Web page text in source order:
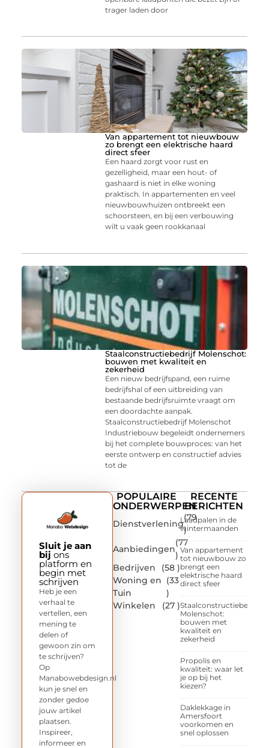
trager laden door
Van appartement tot nieuwbouw
zo brengt een elektrische haard
direct sfeer
Een haard zorgt voor rust en
gezelligheid, maar een hout- of
gashaard is niet in elke woning
praktisch. In appartementen en veel
nieuwbouwhuizen ontbreekt een
schoorsteen, en bij een verbouwing
wilt u vaak geen rookkanaal
Staalconstructiebedrijf Molenschot:
bouwen met kwaliteit en
zekerheid
Een nieuw bedrijfspand, een ruime
bedrijfshal of een uitbreiding van
bestaande bedrijfsruimte vraagt om
een doordachte aanpak.
Staalconstructiebedrijf Molenschot
Industriebouw begeleidt ondernemers
bij het complete bouwproces: van het
eerste ontwerp en constructief advies
tot de
POPULAIRE
ONDERWERPEN
Dienstverlening
(79
)
Aanbiedingen
(77
)
Bedrijven
(58 )
Woning en
Tuin
(33
)
Winkelen
(27 )
RECENTE
BERICHTEN
Laadpalen in de
wintermaanden
Van appartement
tot nieuwbouw zo
brengt een
elektrische haard
direct sfeer
Staalconstructiebedrijf
Molenschot:
bouwen met
kwaliteit en
zekerheid
Propolis en
kwaliteit: waar let
je op bij het
kiezen?
Daklekkage in
Amersfoort
voorkomen en
snel oplossen
Sluit je aan
bij ons
platform en
begin met
schrijven
Heb je een
verhaal te
vertellen, een
mening te
delen of
gewoon zin om
te schrijven?
Op
Manabowebdesign.nl
kun je snel en
zonder gedoe
jouw artikel
plaatsen.
Inspireer,
informeer en